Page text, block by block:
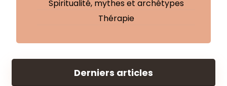
Spiritualité, mythes et archétypes
Thérapie
Derniers articles